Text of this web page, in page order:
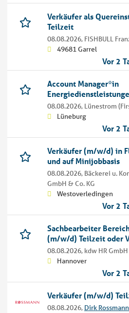
Verkäufer als
Teilzeit
08.08.2026, FISHBULL
49681 Garrel
Vor 2
Account Manager*in
08.08.2026, Lünestrom
Lüneburg
Vor 2
Verkäufer (m/w/d) in
und auf Minijobbasis
08.08.2026, Bäckerei u.
GmbH & Co. KG
Westoverledingen
Vor 2
Sachbearbeiter
(m/w/d) Teilzeit oder
08.08.2026, kdw HR
Hannover
Vor 2
Verkäufer (m/w/d)
08.08.2026, Dirk